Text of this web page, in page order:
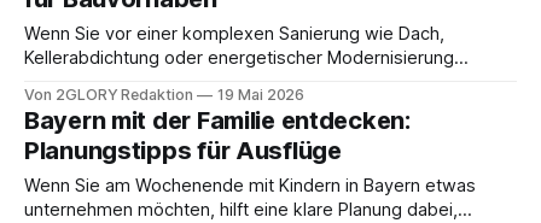
Bodensee Dreiländerregion
Wenn Sie vor einer komplexen Sanierung wie Dach,
Kellerabdichtung oder energetischer Modernisierung
indem Sie Anforderungen schriftlich festlegen,
Qualifikationen belegen lassen und Angebote samt
Referenzen systematisch vergleichen. In der Praxis
scheitert die Auswahl oft daran, dass Bauherren zu früh
über den Preis entscheiden oder
Von 2GLORY Redaktion 19 Mai 2026
Bayern mit der Familie entdecken:
Planungstipps für Ausflüge
Wenn Sie am Wochenende mit Kindern in Bayern etwas
unternehmen möchten, hilft eine klare Planung dabei,